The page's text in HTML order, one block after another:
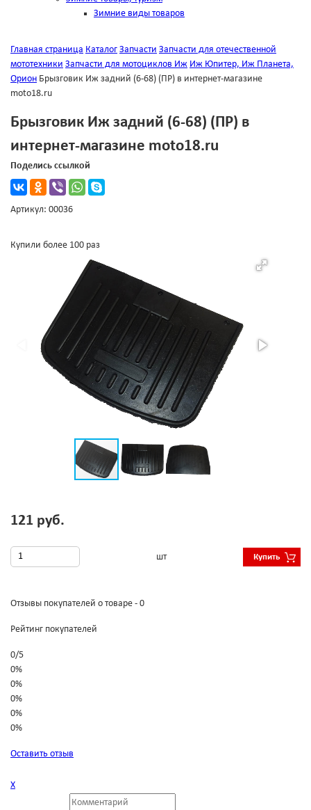
Зимние виды товаров
Главная страница Каталог Запчасти Запчасти для отечественной
мототехники Запчасти для мотоциклов Иж Иж Юпитер, Иж Планета,
Орион Брызговик Иж задний (6-68) (ПР) в интернет-магазине
moto18.ru
Брызговик Иж задний (6-68) (ПР) в
интернет-магазине moto18.ru
Поделись ссылкой
Артикул: 00036
Купили более 100 раз
121 руб.
шт Купить
Отзывы покупателей о товаре - 0
Рейтинг покупателей
0/5
0%
0%
0%
0%
0%
Оставить отзыв
Х